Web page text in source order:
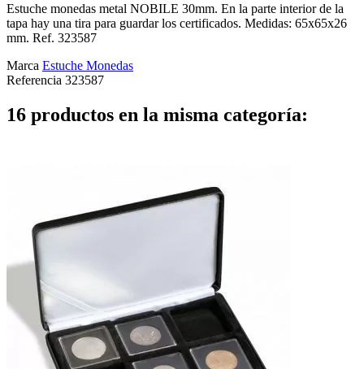
Estuche monedas metal NOBILE 30mm. En la parte interior de la
tapa hay una tira para guardar los certificados. Medidas: 65x65x26
mm. Ref. 323587
Marca Estuche Monedas
Referencia 323587
16 productos en la misma categoría: